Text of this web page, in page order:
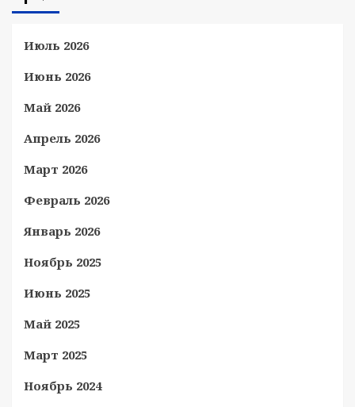
Июль 2026
Июнь 2026
Май 2026
Апрель 2026
Март 2026
Февраль 2026
Январь 2026
Ноябрь 2025
Июнь 2025
Май 2025
Март 2025
Ноябрь 2024